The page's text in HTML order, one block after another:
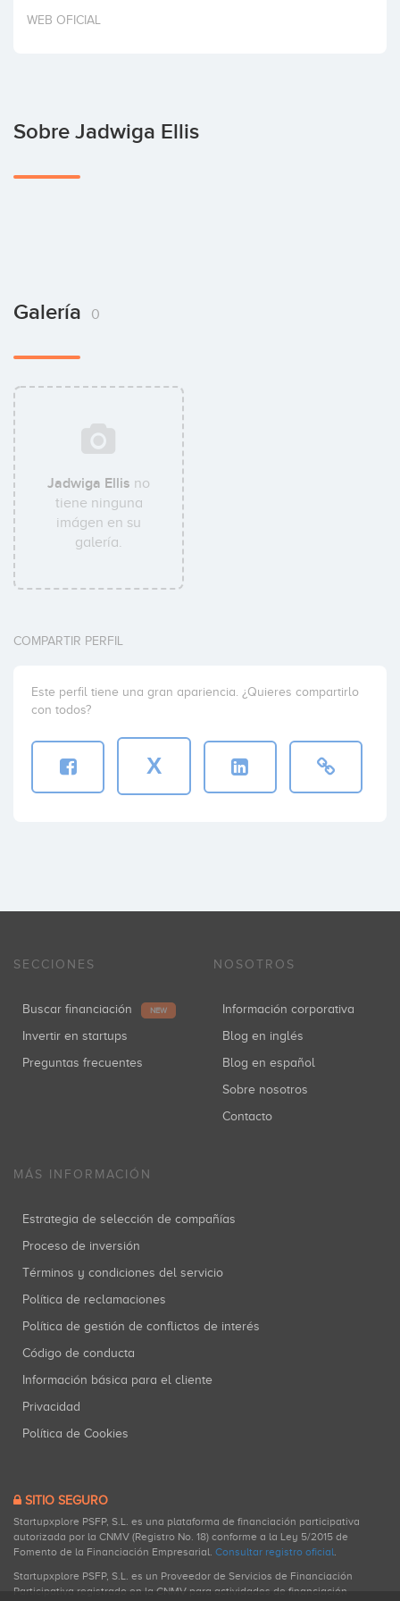
Invertir
WEB OFICIAL
Sobre Jadwiga Ellis
Galería 0
Jadwiga Ellis no
tiene ninguna
imágen en su
galería.
COMPARTIR PERFIL
Este perfil tiene una gran apariencia. ¿Quieres compartirlo
con todos?
X
SECCIONES
Buscar financiación NEW
Invertir en startups
Preguntas frecuentes
NOSOTROS
Información corporativa
Blog en inglés
Blog en español
Sobre nosotros
Contacto
MÁS INFORMACIÓN
Estrategia de selección de compañías
Proceso de inversión
Términos y condiciones del servicio
Política de reclamaciones
Política de gestión de conflictos de interés
Código de conducta
Información básica para el cliente
Privacidad
Política de Cookies
SITIO SEGURO
Startupxplore PSFP, S.L. es una plataforma de financiación participativa
autorizada por la CNMV (Registro No. 18) conforme a la Ley 5/2015 de
Fomento de la Financiación Empresarial. Consultar registro oficial.
Startupxplore PSFP, S.L. es un Proveedor de Servicios de Financiación
Participativa registrado en la CNMV para actividades de financiación